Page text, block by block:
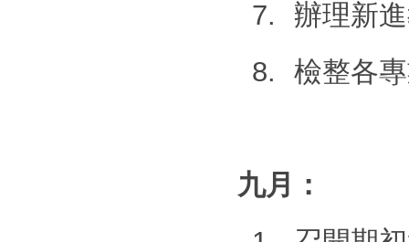
7. 辦理新
8. 檢整各
九月：